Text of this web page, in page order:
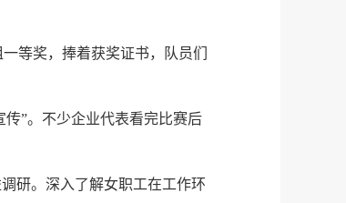
等奖，捧着获奖证书，队员们
”。不少企业代表看完比赛后
研。深入了解女职工在工作环